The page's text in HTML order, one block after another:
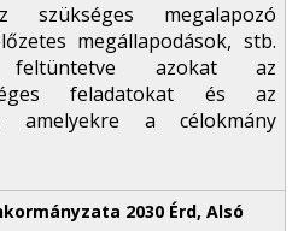
szükséges megalapozó
megállapodások, stb.
feltüntetve azokat az
feladatokat és az
amelyekre a célokmány